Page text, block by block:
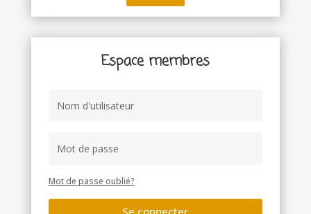
Espace membres
Mot de passe oublié?